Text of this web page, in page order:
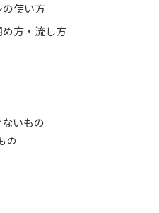
使い方
方・流し方
いもの
の